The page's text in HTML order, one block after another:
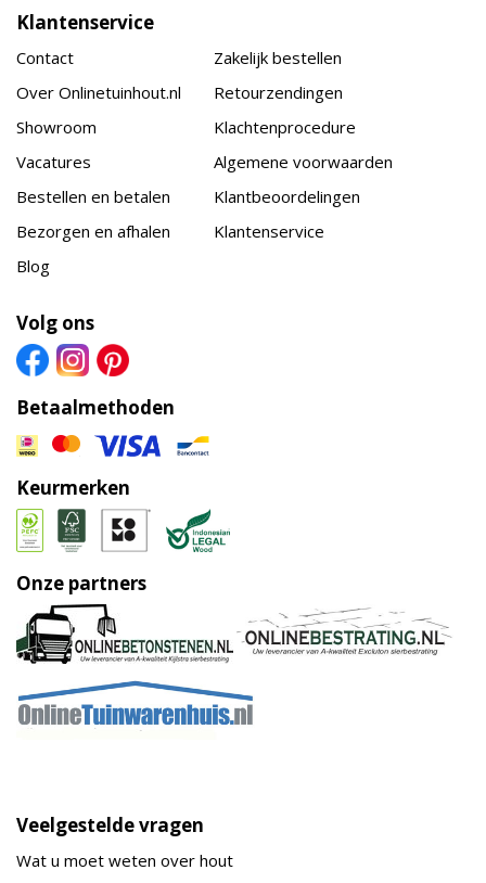
Klantenservice
Contact
Over Onlinetuinhout.nl
Showroom
Vacatures
Bestellen en betalen
Bezorgen en afhalen
Blog
Zakelijk bestellen
Retourzendingen
Klachtenprocedure
Algemene voorwaarden
Klantbeoordelingen
Klantenservice
Volg ons
Betaalmethoden
Keurmerken
Onze partners
Veelgestelde vragen
Wat u moet weten over hout